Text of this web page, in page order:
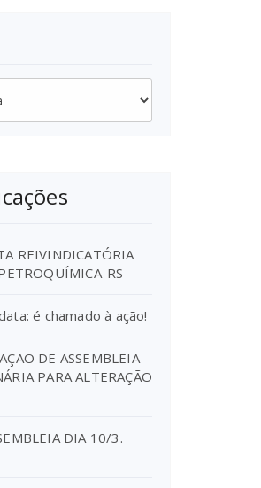
REIVINDICATÓRIA
RS
é chamado à ação!
DE ASSEMBLEIA
PARA ALTERAÇÃO
DIA 10/3.